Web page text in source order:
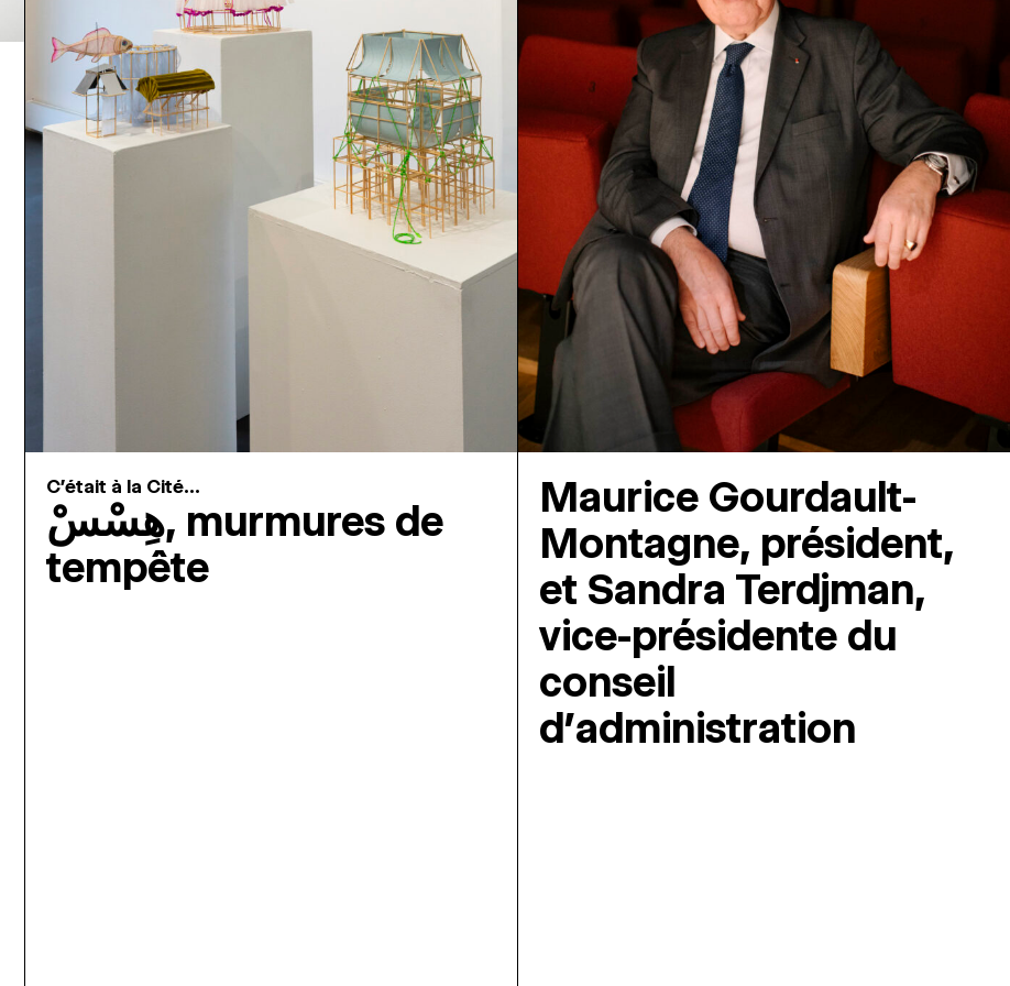
C'était à la Cité...
هِسْسْ, murmures de
tempête
Maurice Gourdault-
Montagne, président,
et Sandra Terdjman,
vice-présidente du
conseil
d’administration